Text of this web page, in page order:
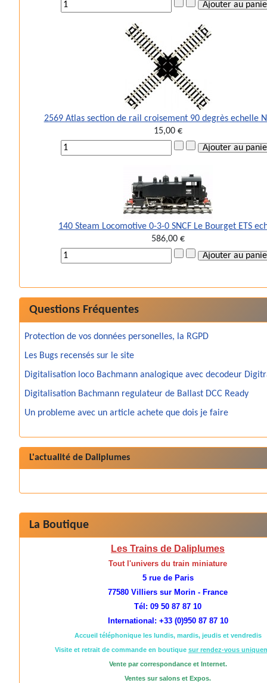
La Boutique
Les Trains de Daliplumes
Tout l'univers du train miniature
5 rue de Paris
77580 Villiers sur Morin - France
Tél: 09 50 87 87 10
International: +33 (0)950 87 87 10
Accueil téléphonique les lundis, mardis, jeudis et vendredis
Visite et retrait de commande en boutique sur rendez-vous
Vente par correspondance et Internet.
Ventes sur salons et Expos.
2569 Atlas section de rail croisement 90 degrès echelle
15,00 €
140 Steam Locomotive 0-3-0 SNCF Le Bourget ETS
586,00 €
Questions Fréquentes
Protection de vos données personelles, la RGPD
Les Bugs recensés sur le site
Digitalisation loco Bachmann analogique avec decodeur
Digitalisation Bachmann regulateur de Ballast DCC Ready
Un probleme avec un article achete que dois je faire
L'actualité de Daliplumes